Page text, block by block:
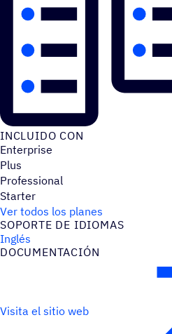
INCLUIDO CON
Enterprise
Plus
Professional
Starter
Ver todos los planes
SOPORTE DE IDIOMAS
Inglés
DOCU­MEN­TA­CIÓN
Visita el sitio web